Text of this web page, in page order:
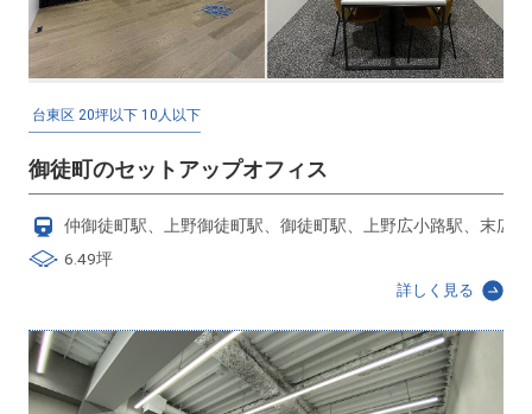
台東区 20坪以下 10人以下
御徒町のセットアップオフィス
仲御徒町駅、上野御徒町駅、御徒町駅、上野広小路駅、末広
6.49坪
詳しく見る